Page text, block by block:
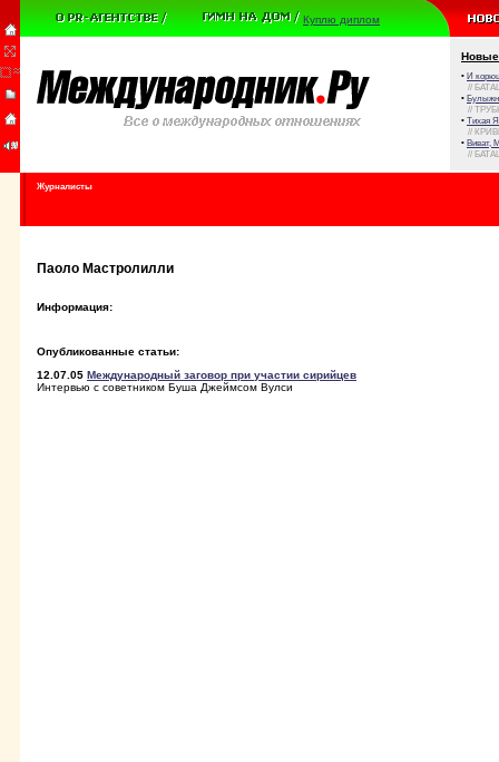
Куплю диплом
Новые
• И
//
•
//
• Тихая
//
• Виват,
//
Журналисты
Паоло Мастролилли
Информация:
Опубликованные статьи:
12.07.05 Международный заговор при участии сирийцев
Интервью с советником Буша Джеймсом Вулси